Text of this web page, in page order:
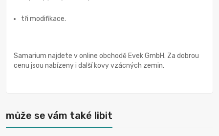
tři modifikace.
Samarium najdete v online obchodě Evek GmbH. Za dobrou
cenu jsou nabízeny i další kovy vzácných zemin.
může se vám také libit